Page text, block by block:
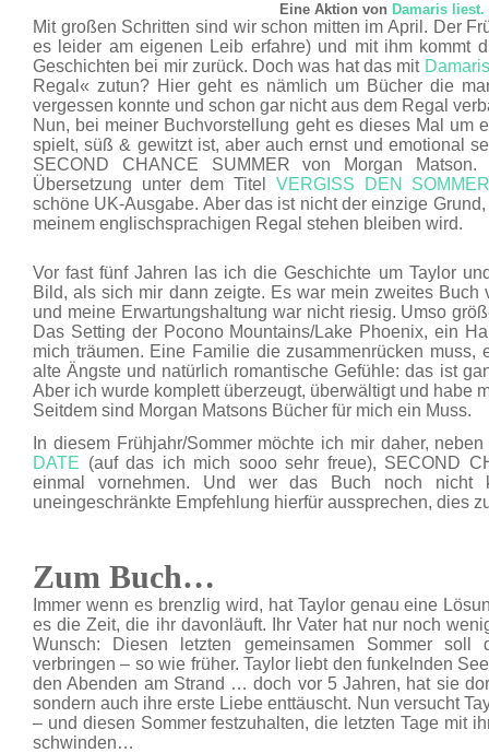
Eine Aktion von Damaris liest.
Mit großen Schritten sind wir schon mitten im April. Der
es leider am eigenen Leib erfahre) und mit ihm kommt
Geschichten bei mir zurück. Doch was hat das mit
Regal« zutun? Hier geht es nämlich um Bücher die
vergessen konnte und schon gar nicht aus dem Regal
Nun, bei meiner Buchvorstellung geht es dieses Mal um
spielt, süß & gewitzt ist, aber auch ernst und emotional
SECOND CHANCE SUMMER von Morgan
Übersetzung unter dem Titel VERGISS DEN
schöne UK-Ausgabe. Aber das ist nicht der einzige
meinem englischsprachigen Regal stehen bleiben wird.
Vor fast fünf Jahren las ich die Geschichte um Taylor
Bild, als sich mir dann zeigte. Es war mein zweites Buch
und meine Erwartungshaltung war nicht riesig. Umso
Das Setting der Pocono Mountains/Lake Phoenix, ein
mich träumen. Eine Familie die zusammenrücken muss,
alte Ängste und natürlich romantische Gefühle: das ist
Aber ich wurde komplett überzeugt, überwältigt und habe
Seitdem sind Morgan Matsons Bücher für mich ein Muss.
In diesem Frühjahr/Sommer möchte ich mir daher,
DATE (auf das ich mich sooo sehr freue), SECOND
einmal vornehmen. Und wer das Buch noch nicht
uneingeschränkte Empfehlung hierfür aussprechen, dies
Zum Buch…
Immer wenn es brenzlig wird, hat Taylor genau eine
es die Zeit, die ihr davonläuft. Ihr Vater hat nur noch
Wunsch: Diesen letzten gemeinsamen Sommer
verbringen – so wie früher. Taylor liebt den funkelnden
den Abenden am Strand … doch vor 5 Jahren, hat sie
sondern auch ihre erste Liebe enttäuscht. Nun versucht
– und diesen Sommer festzuhalten, die letzten Tage mit
schwinden…